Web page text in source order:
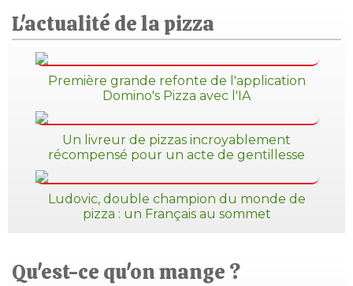
L'actualité de la pizza
Première grande refonte de l'application
Domino's Pizza avec l'IA
Un livreur de pizzas incroyablement
récompensé pour un acte de gentillesse
Ludovic, double champion du monde de
pizza : un Français au sommet
Qu'est-ce qu'on mange ?